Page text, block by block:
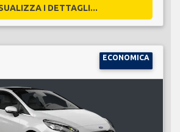
I DETTAGLI...
ECONOMICA